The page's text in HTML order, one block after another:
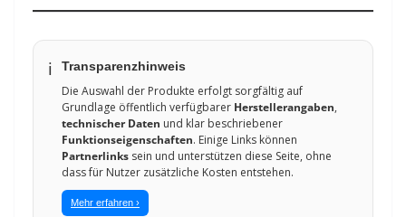
ℹ️ Transparenzhinweis
Die Auswahl der Produkte erfolgt sorgfältig auf
Grundlage öffentlich verfügbarer Herstellerangaben,
technischer Daten und klar beschriebener
Funktionseigenschaften. Einige Links können
Partnerlinks sein und unterstützen diese Seite, ohne
dass für Nutzer zusätzliche Kosten entstehen.
Mehr erfahren ›